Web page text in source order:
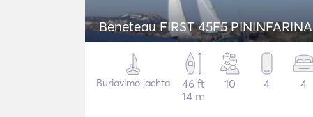
Beneteau FIRST 45F5 PININFARINA
Buriavimo jachta
46 ft
14 m
10 4 4